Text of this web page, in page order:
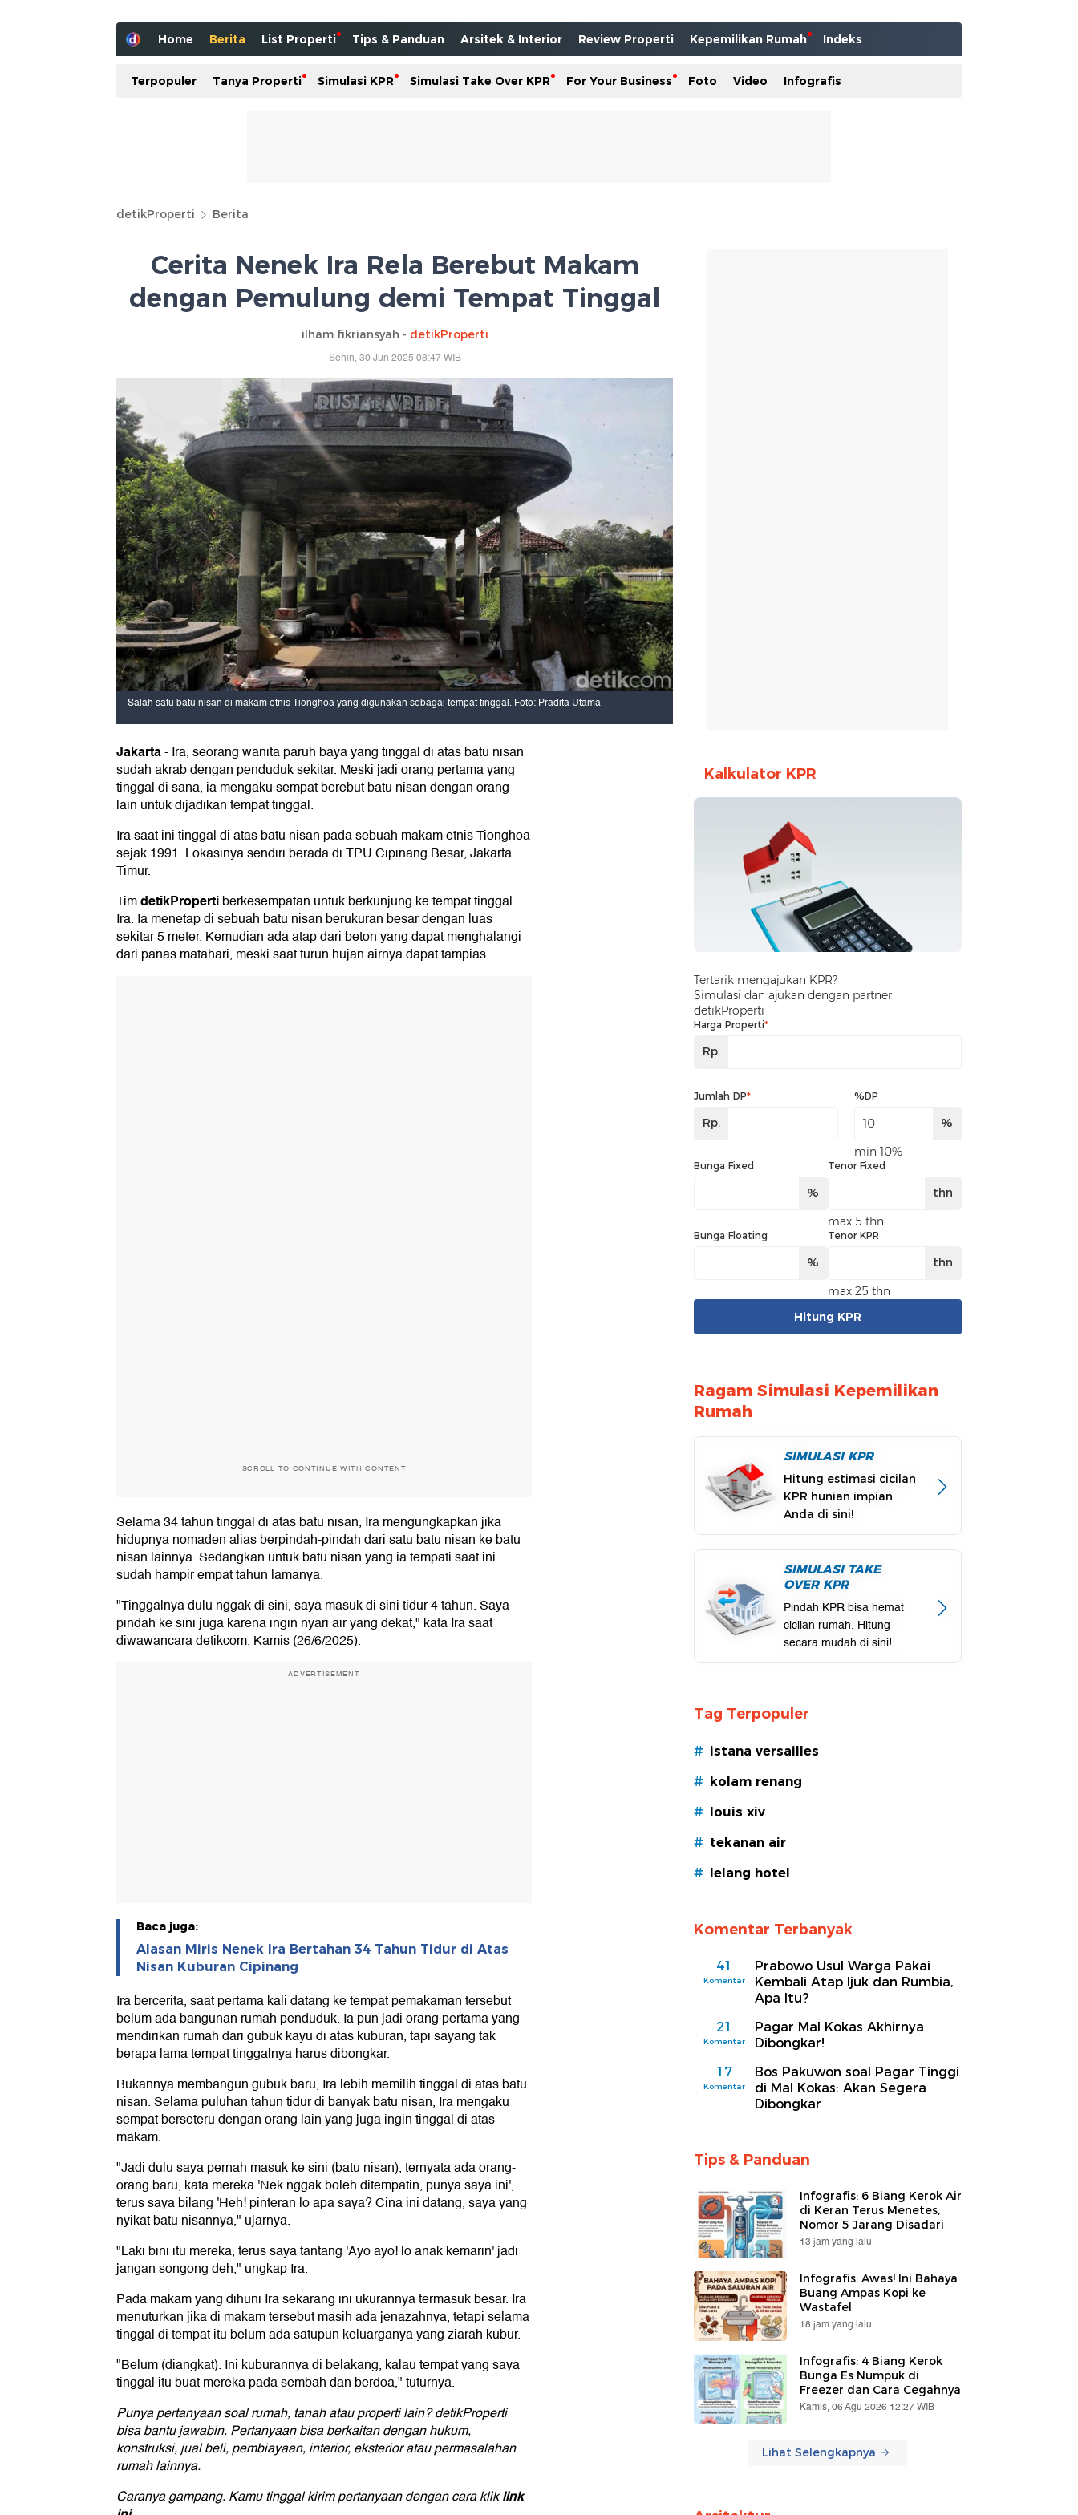
Home Berita List Properti Tips & Panduan Arsitek & Interior Review Properti Kepemilikan Rumah Indeks
Terpopuler Tanya Properti Simulasi KPR Simulasi Take Over KPR For Your Business Foto Video Infografis
detikProperti Berita
Cerita Nenek Ira Rela Berebut Makam
dengan Pemulung demi Tempat Tinggal
ilham fikriansyah - detikProperti
Senin, 30 Jun 2025 08:47 WIB
Salah satu batu nisan di makam etnis Tionghoa yang digunakan sebagai tempat tinggal. Foto: Pradita Utama
Jakarta-Ira, seorang wanita paruh baya yang tinggal di atas batu nisan
sudah akrab dengan penduduk sekitar. Meski jadi orang pertama yang
tinggal di sana, ia mengaku sempat berebut batu nisan dengan orang
lain untuk dijadikan tempat tinggal.
Ira saat ini tinggal di atas batu nisan pada sebuah makam etnis Tionghoa
sejak 1991. Lokasinya sendiri berada di TPU Cipinang Besar, Jakarta
Timur.
TimdetikPropertiberkesempatan untuk berkunjung ke tempat tinggal
Ira. Ia menetap di sebuah batu nisan berukuran besar dengan luas
sekitar 5 meter. Kemudian ada atap dari beton yang dapat menghalangi
dari panas matahari, meski saat turun hujan airnya dapat tampias.
SCROLL TO CONTINUE WITH CONTENT
Selama 34 tahun tinggal di atas batu nisan, Ira mengungkapkan jika
hidupnya nomaden alias berpindah-pindah dari satu batu nisan ke batu
nisan lainnya. Sedangkan untuk batu nisan yang ia tempati saat ini
sudah hampir empat tahun lamanya.
"Tinggalnya dulu nggak di sini, saya masuk di sini tidur 4 tahun. Saya
pindah ke sini juga karena ingin nyari air yang dekat," kata Ira saat
diwawancara detikcom, Kamis (26/6/2025).
ADVERTISEMENT
Baca juga:
Alasan Miris Nenek Ira Bertahan 34 Tahun Tidur di Atas
Nisan Kuburan Cipinang
Ira bercerita, saat pertama kali datang ke tempat pemakaman tersebut
belum ada bangunan rumah penduduk. Ia pun jadi orang pertama yang
mendirikan rumah dari gubuk kayu di atas kuburan, tapi sayang tak
berapa lama tempat tinggalnya harus dibongkar.
Bukannya membangun gubuk baru, Ira lebih memilih tinggal di atas batu
nisan. Selama puluhan tahun tidur di banyak batu nisan, Ira mengaku
sempat berseteru dengan orang lain yang juga ingin tinggal di atas
makam.
"Jadi dulu saya pernah masuk ke sini (batu nisan), ternyata ada orang-
orang baru, kata mereka 'Nek nggak boleh ditempatin, punya saya ini',
terus saya bilang 'Heh! pinteran lo apa saya? Cina ini datang, saya yang
nyikat batu nisannya," ujarnya.
"Laki bini itu mereka, terus saya tantang 'Ayo ayo! lo anak kemarin' jadi
jangan songong deh," ungkap Ira.
Pada makam yang dihuni Ira sekarang ini ukurannya termasuk besar. Ira
menuturkan jika di makam tersebut masih ada jenazahnya, tetapi selama
tinggal di tempat itu belum ada satupun keluarganya yang ziarah kubur.
"Belum (diangkat). Ini kuburannya di belakang, kalau tempat yang saya
tinggal itu buat mereka pada sembah dan berdoa," tuturnya.
Punya pertanyaan soal rumah, tanah atau properti lain? detikProperti
bisa bantu jawabin. Pertanyaan bisa berkaitan dengan hukum,
konstruksi, jual beli, pembiayaan, interior, eksterior atau permasalahan
rumah lainnya.
Caranya gampang. Kamu tinggal kirim pertanyaan dengan cara kliklink
Kalkulator KPR
Tertarik mengajukan KPR?
Simulasi dan ajukan dengan partner
detikProperti
Harga Properti*
Rp.
Jumlah DP*
Rp.
%DP
%
min 10%
Bunga Fixed
%
Tenor Fixed
thn
max 5 thn
Bunga Floating
%
Tenor KPR
thn
max 25 thn
Hitung KPR
Ragam Simulasi Kepemilikan
Rumah
SIMULASI KPR
Hitung estimasi cicilan
KPR hunian impian
Anda di sini!
SIMULASI TAKE
OVER KPR
Pindah KPR bisa hemat
cicilan rumah. Hitung
secara mudah di sini!
Tag Terpopuler
# istana versailles
# kolam renang
# louis xiv
# tekanan air
# lelang hotel
Komentar Terbanyak
41
Komentar
Prabowo Usul Warga Pakai
Kembali Atap Ijuk dan Rumbia,
Apa Itu?
21
Komentar
Pagar Mal Kokas Akhirnya
Dibongkar!
17
Komentar
Bos Pakuwon soal Pagar Tinggi
di Mal Kokas: Akan Segera
Dibongkar
Tips & Panduan
Infografis: 6 Biang Kerok Air
di Keran Terus Menetes,
Nomor 5 Jarang Disadari
13 jam yang lalu
Infografis: Awas! Ini Bahaya
Buang Ampas Kopi ke
Wastafel
18 jam yang lalu
Infografis: 4 Biang Kerok
Bunga Es Numpuk di
Freezer dan Cara Cegahnya
Kamis, 06 Agu 2026 12:27 WIB
Lihat Selengkapnya